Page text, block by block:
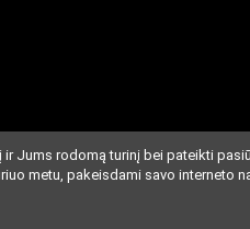
rodomą turinį bei pateikti
metu, pakeisdami savo interneto